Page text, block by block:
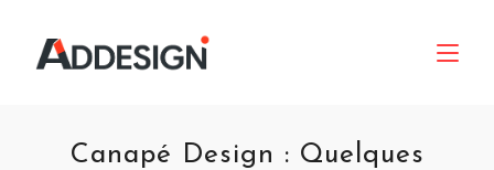
Canapé Design : Quelques